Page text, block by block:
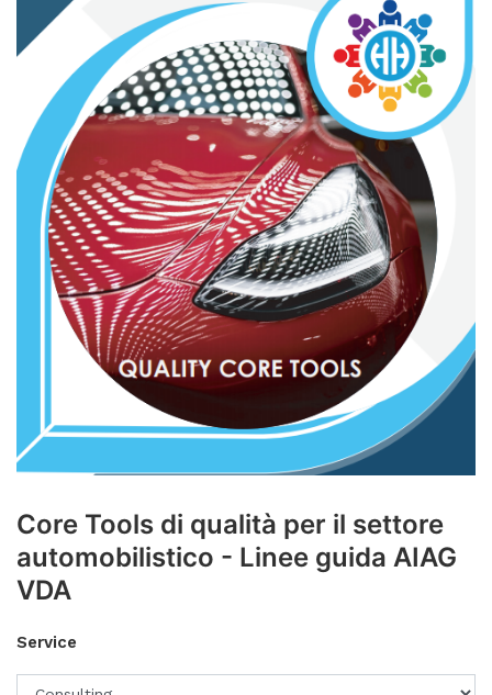
Core Tools di qualità per il settore
automobilistico - Linee guida AIAG
VDA
Service